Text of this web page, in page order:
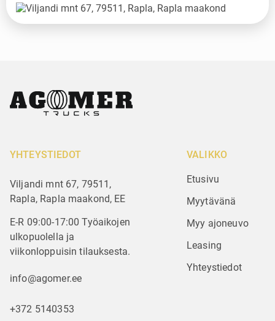
YHTEYSTIEDOT
Viljandi mnt 67, 79511,
Rapla, Rapla maakond, EE
E-R 09:00-17:00 Työaikojen
ulkopuolella ja
viikonloppuisin tilauksesta.
info@agomer.ee
+372 5140353
VALIKKO
Etusivu
Myytävänä
Myy ajoneuvo
Leasing
Yhteystiedot